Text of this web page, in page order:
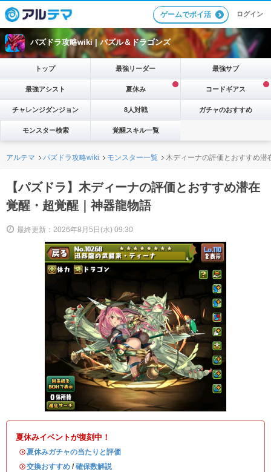
ゲームでポイ活 ログイン
パズドラ攻略wiki |パズル＆ドラゴンズ
トップ 最強リーダー 最強サブ
最強アシスト 夏休み コードギアス
チャレンジダンジョン 8人対戦 ガチャのおすすめ
モンスター検索 覚醒スキル一覧
アルテマ パズドラ攻略wiki モンスター一覧 木ディーナの評価とおすすめ
【パズドラ】木ディーナの評価とおすすめ潜在
覚醒・超覚醒｜神器龍物語
最終更新：2026年8月5日(水) 09:30
夏休みイベントが復刻中！
・夏休みガチャの当たりと評価
・交換おすすめ / 確保数解説